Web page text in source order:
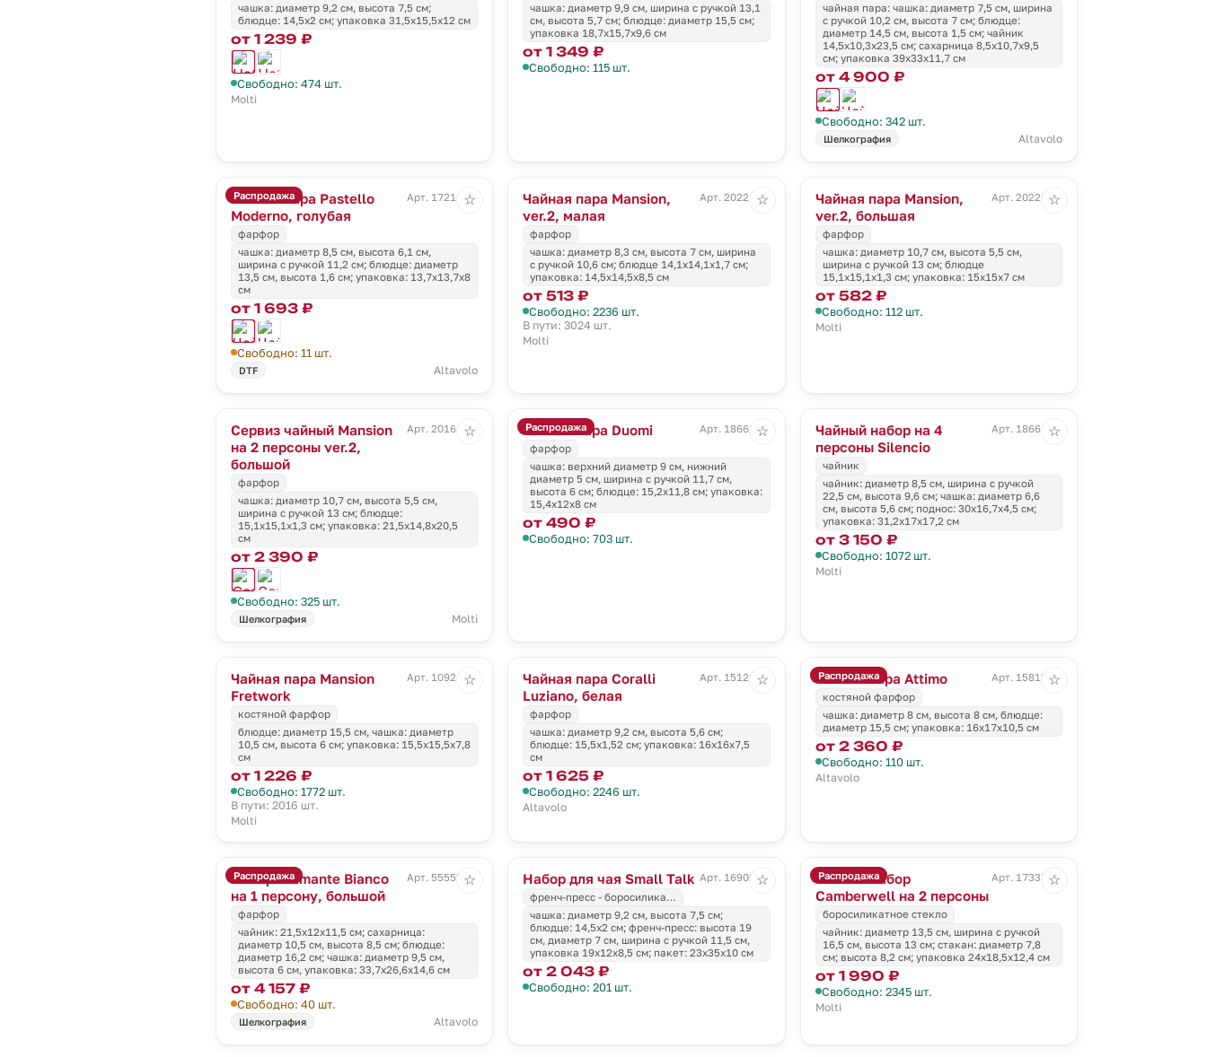
чашка: диаметр 9,2 см, высота 7,5 см;
блюдце: 14,5x2 см; упаковка 31,5х15,5х12 см
от 1 239 ₽
Свободно: 474 шт.
Molti
чашка: диаметр 9,9 см, ширина с ручкой 13,1
см, высота 5,7 см; блюдце: диаметр 15,5 см;
упаковка 18,7х15,7х9,6 см
от 1 349 ₽
Свободно: 115 шт.
чайная пара: чашка: диаметр 7,5 см, ширина
с ручкой 10,2 см, высота 7 см; блюдце:
диаметр 14,5 см, высота 1,5 см; чайник
14,5х10,3х23,5 см; сахарница 8,5х10,7х9,5
см; упаковка 39х33х11,7 см
от 4 900 ₽
Свободно: 342 шт.
Шелкография Altavolo
Распродажа
Чайная пара Pastello
Moderno, голубая
Арт. 17216.41
фарфор
чашка: диаметр 8,5 см, высота 6,1 см,
ширина с ручкой 11,2 см; блюдце: диаметр
13,5 см, высота 1,6 см; упаковка: 13,7х13,7х8
см
от 1 693 ₽
Свободно: 11 шт.
DTF Altavolo
☆
Чайная пара Mansion,
ver.2, малая
Арт. 20221.60
фарфор
чашка: диаметр 8,3 см, высота 7 см, ширина
с ручкой 10,6 см; блюдце 14,1х14,1х1,7 см;
упаковка: 14,5x14,5x8,5 см
от 513 ₽
Свободно: 2236 шт.
В пути: 3024 шт.
Molti
☆
Чайная пара Mansion,
ver.2, большая
Арт. 20220.60
фарфор
чашка: диаметр 10,7 см, высота 5,5 см,
ширина с ручкой 13 см; блюдце
15,1х15,1х1,3 см; упаковка: 15х15х7 см
от 582 ₽
Свободно: 112 шт.
Molti
☆
Сервиз чайный Mansion
на 2 персоны ver.2,
большой
Арт. 20164.03
фарфор
чашка: диаметр 10,7 см, высота 5,5 см,
ширина с ручкой 13 см; блюдце:
15,1х15,1х1,3 см; упаковка: 21,5x14,8x20,5
см
от 2 390 ₽
Свободно: 325 шт.
Шелкография Molti
☆ Распродажа
Чайная пара Duomi
Арт. 18667.00
фарфор
чашка: верхний диаметр 9 см, нижний
диаметр 5 см, ширина с ручкой 11,7 см,
высота 6 см; блюдце: 15,2х11,8 см; упаковка:
15,4х12х8 см
от 490 ₽
Свободно: 703 шт.
☆
Чайный набор на 4
персоны Silencio
Арт. 18668.60
чайник
чайник: диаметр 8,5 см, ширина с ручкой
22,5 см, высота 9,6 см; чашка: диаметр 6,6
см, высота 5,6 см; поднос: 30х16,7х4,5 см;
упаковка: 31,2х17х17,2 см
от 3 150 ₽
Свободно: 1072 шт.
Molti
☆
Чайная пара Mansion
Fretwork
Арт. 10928.60
костяной фарфор
блюдце: диаметр 15,5 см, чашка: диаметр
10,5 см, высота 6 см; упаковка: 15,5х15,5х7,8
см
от 1 226 ₽
Свободно: 1772 шт.
В пути: 2016 шт.
Molti
☆
Чайная пара Coralli
Luziano, белая
Арт. 15120.60
фарфор
чашка: диаметр 9,2 см, высота 5,6 см;
блюдце: 15,5x1,52 см; упаковка: 16х16х7,5
см
от 1 625 ₽
Свободно: 2246 шт.
Altavolo
☆ Распродажа
Чайная пара Attimo
Арт. 15815.60
костяной фарфор
чашка: диаметр 8 см, высота 8 см, блюдце:
диаметр 15,5 см; упаковка: 16х17х10,5 см
от 2 360 ₽
Свободно: 110 шт.
Altavolo
☆
Распродажа
Набор Diamante Bianco
на 1 персону, большой
Арт. 55555.04
фарфор
чайник: 21,5х12х11,5 см; сахарница:
диаметр 10,5 см, высота 8,5 см; блюдце:
диаметр 16,2 см; чашка: диаметр 9,5 см,
высота 6 см, упаковка: 33,7x26,6x14,6 см
от 4 157 ₽
Свободно: 40 шт.
Шелкография Altavolo
☆ Набор для чая Small Talk Арт. 16902.00
френч-пресс - боросилика…
чашка: диаметр 9,2 см, высота 7,5 см;
блюдце: 14,5x2 см; френч-пресс: высота 19
см, диаметр 7 см, ширина с ручкой 11,5 см,
упаковка 19х12х8,5 см; пакет: 23х35х10 см
от 2 043 ₽
Свободно: 201 шт.
☆ Распродажа
Чайный набор
Camberwell на 2 персоны
Арт. 17337.00
боросиликатное стекло
чайник: диаметр 13,5 см, ширина с ручкой
16,5 см, высота 13 см; стакан: диаметр 7,8
см; высота 8,2 см; упаковка 24х18,5х12,4 см
от 1 990 ₽
Свободно: 2345 шт.
Molti
☆